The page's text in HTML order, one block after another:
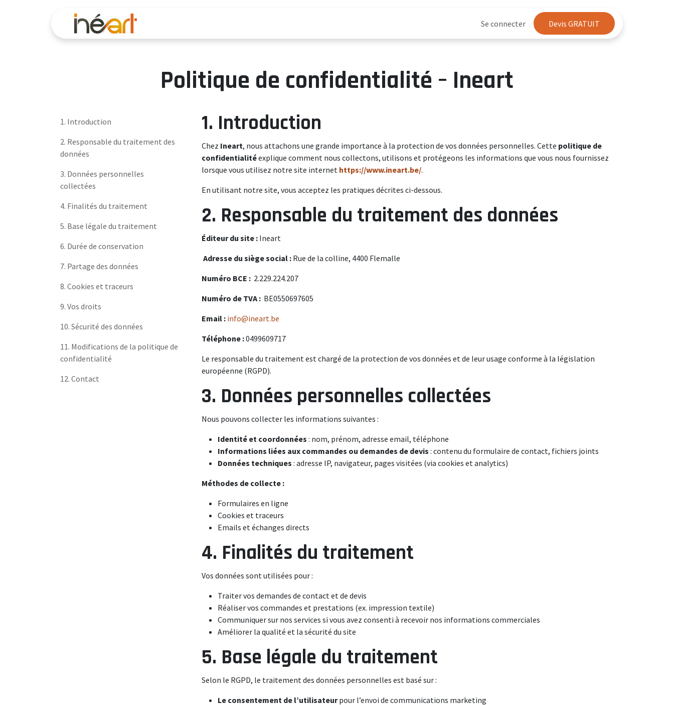
Se connecter Devis G​​​​RATUIT
Politique de confidentialité – Ineart
1. Introduction
2. Responsable du traitement des
données
3. Données personnelles
collectées
4. Finalités du traitement
5. Base légale du traitement
6. Durée de conservation
7. Partage des données
8. Cookies et traceurs
9. Vos droits
10. Sécurité des données
11. Modifications de la politique de
confidentialité
12. Contact
1. Introduction
Chez Ineart, nous attachons une grande importance à la protection de vos données personnelles. Cette politique de
confidentialitéexplique comment nous collectons, utilisons et protégeons les informations que vous nous fournissez
lorsque vous utilisez notre site internet https://www.ineart.be/.
En utilisant notre site, vous acceptez les pratiques décrites ci-dessous.
2. Responsable du traitement des données
Éditeur du site : Ineart
Adresse du siège social : Rue de la colline, 4400 Flemalle
Numéro BCE : 2.229.224.207
Numéro de TVA : BE0550697605
Email : info@ineart.be
Téléphone :0499609717
Le responsable du traitement est chargé de la protection de vos données et de leur usage conforme à la législation
européenne (RGPD).
3. Données personnelles collectées
Nous pouvons collecter les informations suivantes :
Identité et coordonnées : nom, prénom, adresse email, téléphone
Informations liées aux commandes ou demandes de devis : contenu du formulaire de contact, fichiers joints
Données techniques : adresse IP, navigateur, pages visitées (via cookies et analytics)
Méthodes de collecte :
Formulaires en ligne
Cookies et traceurs
Emails et échanges directs
4. Finalités du traitement
Vos données sont utilisées pour :
Traiter vos demandes de contact et de devis
Réaliser vos commandes et prestations (ex. impression textile)
Communiquer sur nos services si vous avez consenti à recevoir nos informations commerciales
Améliorer la qualité et la sécurité du site
5. Base légale du traitement
Selon le RGPD, le traitement des données personnelles est basé sur :
Le consentement de l’utilisateurpour l’envoi de communications marketing